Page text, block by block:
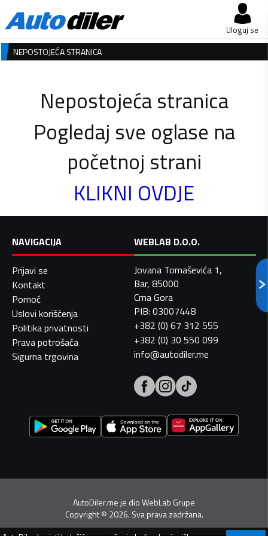
Uloguj se
NEPOSTOJEĆA STRANICA
Nepostojeća stranica
Pogledaj sve oglase na
početnoj strani
KLIKNI OVDJE
NAVIGACIJA
Prijavi se
Kontakt
Pomoć
Uslovi korišćenja
Politika privatnosti
Prava potrošača
Sigurna trgovina
WEBLAB D.O.O.
Jovana Tomaševića 1,
Bar, 85000
Crna Gora
PIB: 03007448
+382 (0) 67 312 555
+382 (0) 30 550 099
info@autodiler.me
AutoDiler.me je dioWebLab Grupe
Copyright© 2026. Sva prava zadržana.